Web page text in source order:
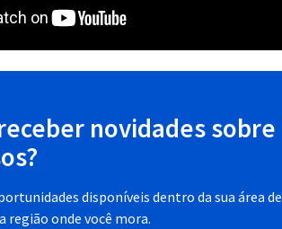
novidades sobre
disponíveis dentro da sua área de
região onde você mora.